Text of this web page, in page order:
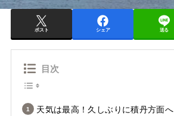
ポスト シェア 送る
目次
天気は最高！久しぶりに積丹方面へ